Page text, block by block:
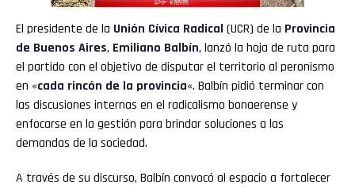
El presidente de la Unión Cívica Radical (UCR) de la Provincia
de Buenos Aires, Emiliano Balbín, lanzó la hoja de ruta para
el partido con el objetivo de disputar el territorio al peronismo
en «cada rincón de la provincia«. Balbín pidió terminar con
las discusiones internas en el radicalismo bonaerense y
enfocarse en la gestión para brindar soluciones a las
demandas de la sociedad.
A través de su discurso, Balbín convocó al espacio a fortalecer